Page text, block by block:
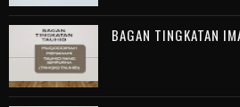
BAGAN TINGKATAN